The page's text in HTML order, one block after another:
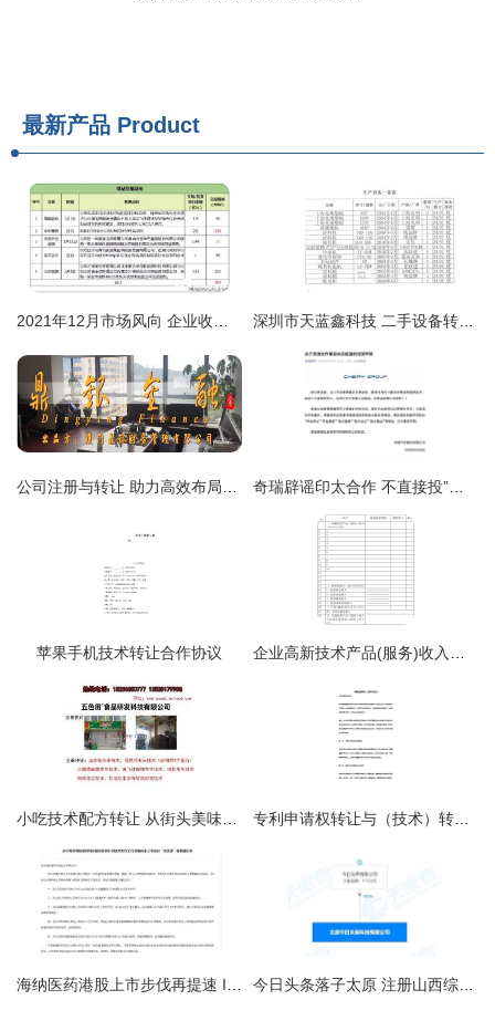
最新产品 Product
2021年12月市场风向 企业收并购、上市扩产与技术突破引领行业变革 深圳市天蓝鑫科技 二手设备转让与技术转让创新平台
公司注册与转让 助力高效布局贸易、进出口、科技与食品行业 奇瑞辟谣印太合作 不直接投”与“技术转”，只供散件出口
苹果手机技术转让合作协议 企业高新技术产品(服务)收入情况表
小吃技术配方转让 从街头美味到创业财富的指南 专利申请权转让与（技术）转让 所需资料与程序详解
海纳医药港股上市步伐再提速 IPO及全流通获证监会备案，技术转让或是破解估值难题的关键 今日头条落子太原 注册山西综改示范区，技术转让新动作洞察